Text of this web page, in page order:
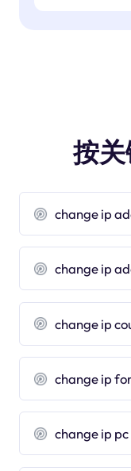
按
change ip
change ip
change ip
change ip
change ip pc